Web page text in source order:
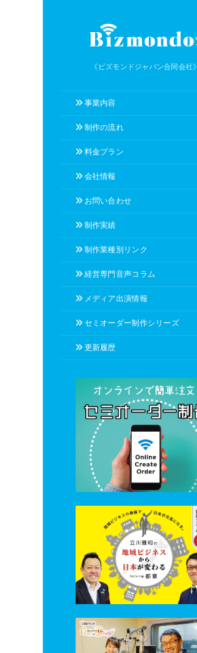
《ビズモンドジャパン合同会社》
事業内容
制作の流れ
料金プラン
会社情報
お問い合わせ
制作実績
制作業種別リンク
経営専門音声コラム
メディア出演情報
セミオーダー制作シリーズ
更新履歴